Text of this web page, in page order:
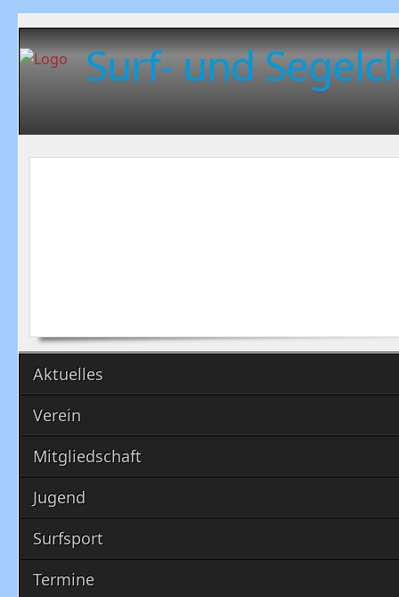
Surf- und
Aktuelles
Verein
Mitgliedschaft
Jugend
Surfsport
Termine